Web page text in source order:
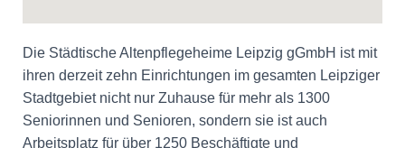
Die Städtische Altenpflegeheime Leipzig gGmbH ist mit
ihren derzeit zehn Einrichtungen im gesamten Leipziger
Stadtgebiet nicht nur Zuhause für mehr als 1300
Seniorinnen und Senioren, sondern sie ist auch
Arbeitsplatz für über 1250 Beschäftigte und